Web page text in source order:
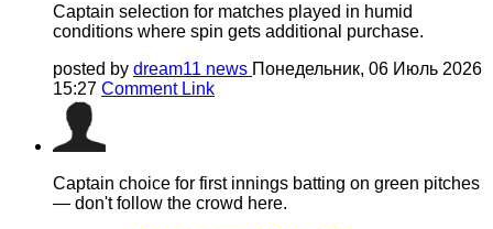
Captain selection for matches played in humid
conditions where spin gets additional purchase.
posted by dream11 news Понедельник, 06 Июль 2026
15:27 Comment Link
Captain choice for first innings batting on green pitches
— don't follow the crowd here.